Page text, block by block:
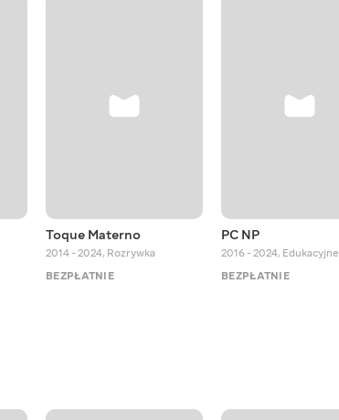
Toque Materno
2014 - 2024, Rozrywka
BEZPŁATNIE
PC NP
2016 - 2024, Edukacyjne
BEZPŁATNIE